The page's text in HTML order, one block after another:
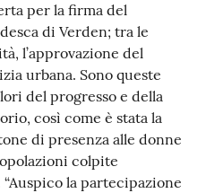
per la firma del
di Verden; tra le
l’approvazione del
urbana. Sono queste
del progresso e della
così come è stata la
di presenza alle donne
colpite
“Auspico la partecipazione